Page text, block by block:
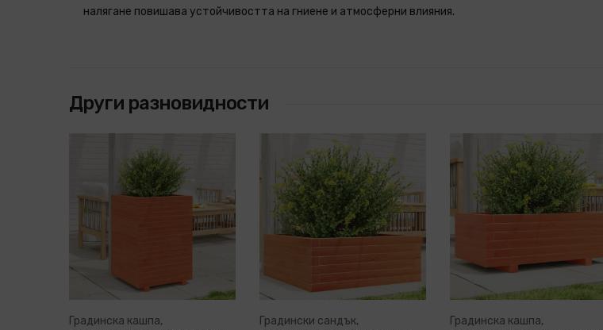
налягане повишава устойчивостта на гниене и атмосферни влияния.
Други разновидности
Градинска кашпа,
Градински сандък,
Градинска кашпа,